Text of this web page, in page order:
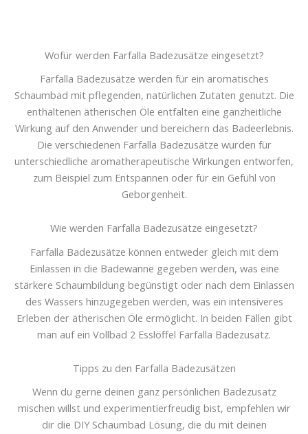
Wofür werden Farfalla Badezusätze eingesetzt?
Farfalla Badezusätze werden für ein aromatisches
Schaumbad mit pflegenden, natürlichen Zutaten genutzt. Die
enthaltenen ätherischen Öle entfalten eine ganzheitliche
Wirkung auf den Anwender und bereichern das Badeerlebnis.
Die verschiedenen Farfalla Badezusätze wurden für
unterschiedliche aromatherapeutische Wirkungen entworfen,
zum Beispiel zum Entspannen oder für ein Gefühl von
Geborgenheit.
Wie werden Farfalla Badezusätze eingesetzt?
Farfalla Badezusätze können entweder gleich mit dem
Einlassen in die Badewanne gegeben werden, was eine
stärkere Schaumbildung begünstigt oder nach dem Einlassen
des Wassers hinzugegeben werden, was ein intensiveres
Erleben der ätherischen Öle ermöglicht. In beiden Fällen gibt
man auf ein Vollbad 2 Esslöffel Farfalla Badezusatz.
Tipps zu den Farfalla Badezusätzen
Wenn du gerne deinen ganz persönlichen Badezusatz
mischen willst und experimentierfreudig bist, empfehlen wir
dir die DIY Schaumbad Lösung, die du mit deinen